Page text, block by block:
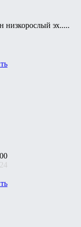
низкорослый эх.....